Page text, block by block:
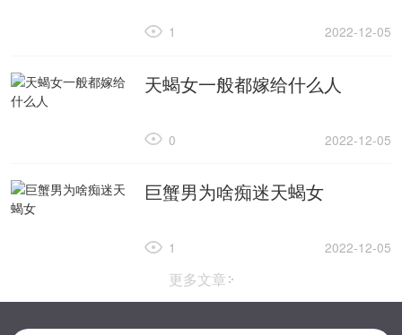
2022-12-05
1
天蝎女一般都嫁给什么人
2022-12-05
0
巨蟹男为啥痴迷天蝎女
2022-12-05
1
更多文章